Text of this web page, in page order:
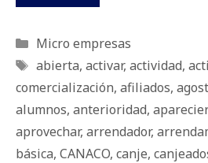
Categorías
Micro empresas
Etiquetas
abierta, activar, actividad,
comercialización, afiliados,
alumnos, anterioridad,
aprovechar, arrendador,
básica, CANACO, canje,